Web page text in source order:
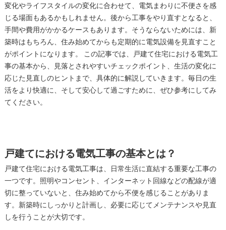
変化やライフスタイルの変化に合わせて、電気まわりに不便さを感
じる場面もあるかもしれません。後から工事をやり直すとなると、
手間や費用がかかるケースもあります。そうならないためには、新
築時はもちろん、住み始めてからも定期的に電気設備を見直すこと
がポイントになります。 この記事では、戸建て住宅における電気工
事の基本から、見落とされやすいチェックポイント、生活の変化に
応じた見直しのヒントまで、具体的に解説していきます。毎日の生
活をより快適に、そして安心して過ごすために、ぜひ参考にしてみ
てください。
戸建てにおける電気工事の基本とは？
戸建て住宅における電気工事は、日常生活に直結する重要な工事の
一つです。照明やコンセント、インターネット回線などの配線が適
切に整っていないと、住み始めてから不便を感じることがありま
す。新築時にしっかりと計画し、必要に応じてメンテナンスや見直
しを行うことが大切です。